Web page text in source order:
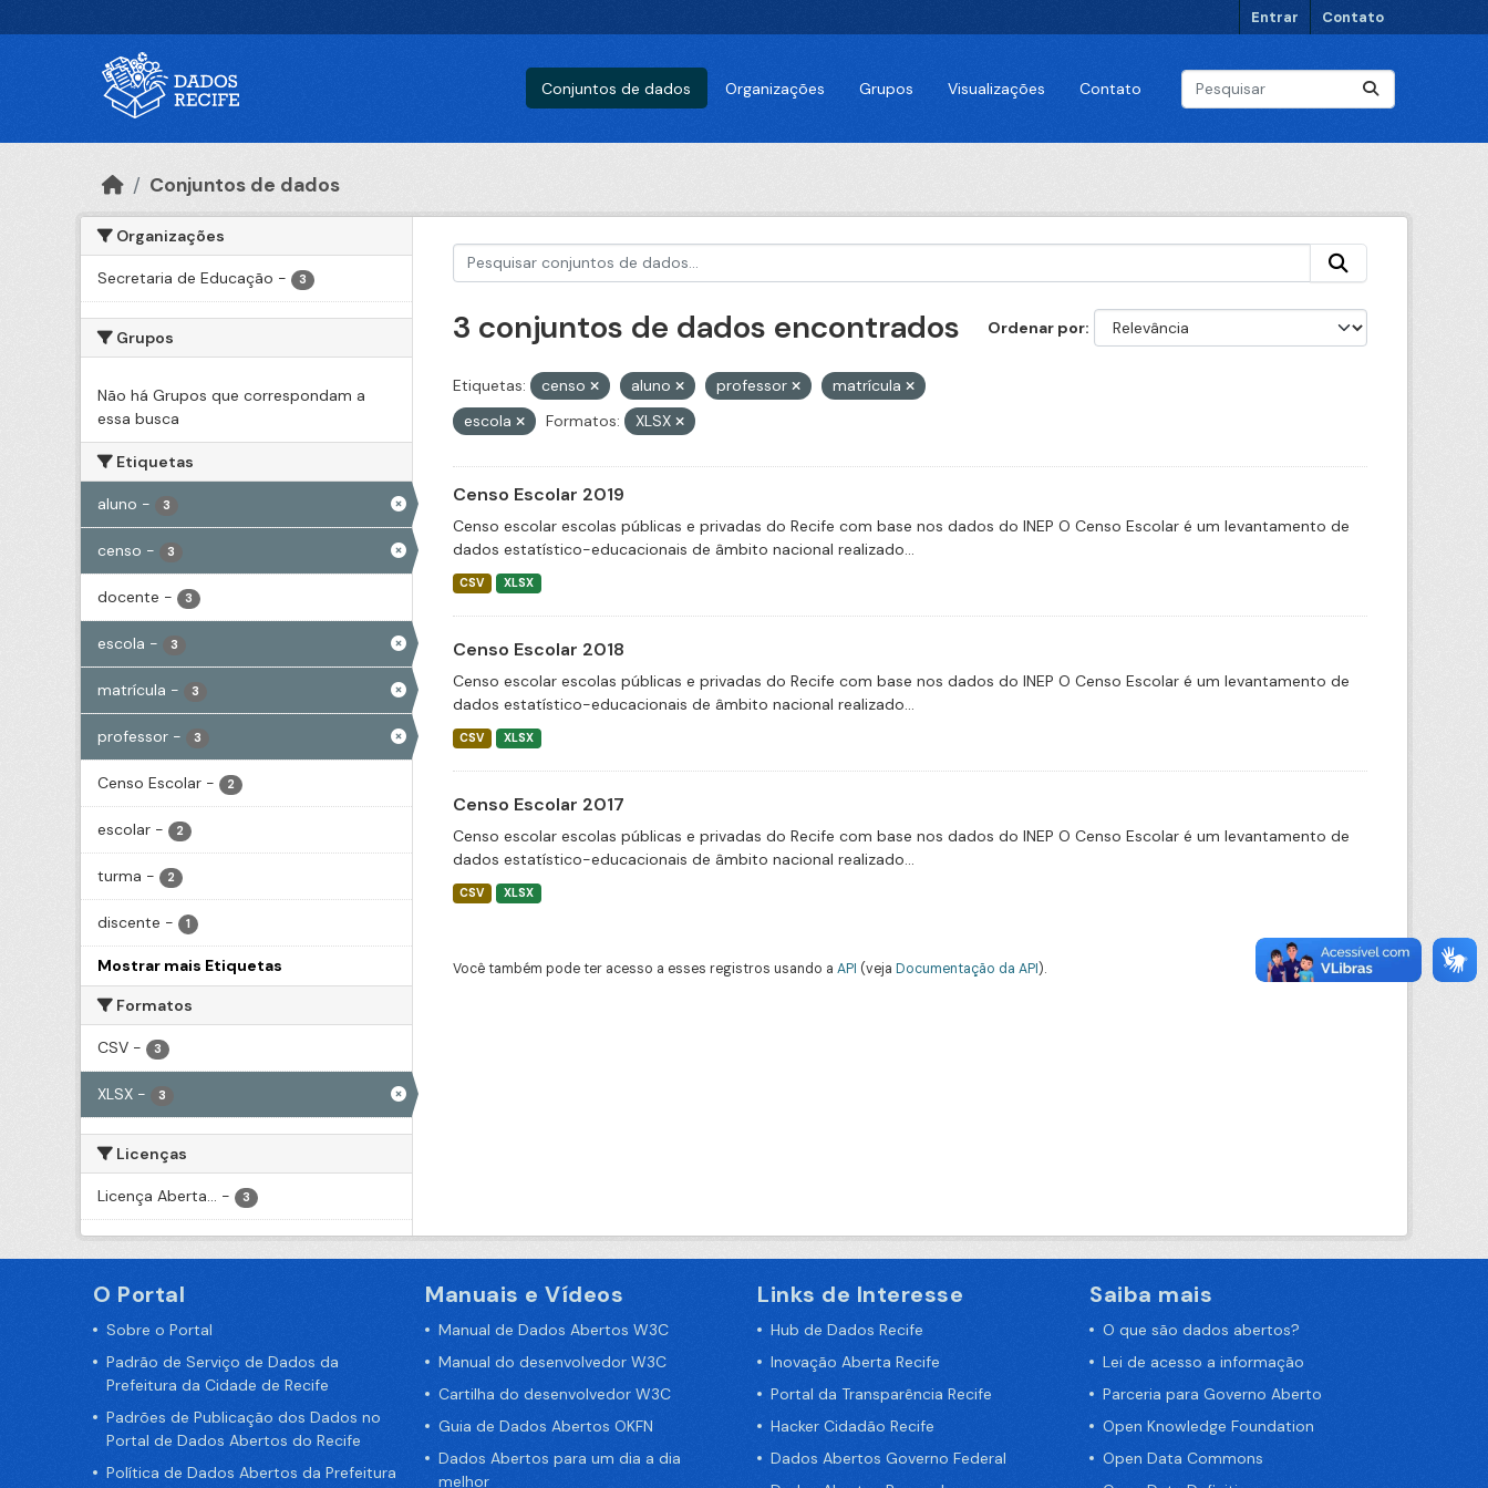
Entrar Contato
Conjuntos de dados Organizações Grupos Visualizações Contato
Conjuntos de dados
Organizações
Secretaria de Educação - 3
Grupos
Não há Grupos que correspondam a
essa busca
Etiquetas
aluno - 3
censo - 3
docente - 3
escola - 3
matrícula - 3
professor - 3
Censo Escolar - 2
escolar - 2
turma - 2
discente - 1
Mostrar mais Etiquetas
Formatos
CSV - 3
XLSX - 3
Licenças
Licença Aberta... - 3
Ordenar por
3 conjuntos de dados encontrados
Etiquetas: censo aluno professor
matrícula
escola
Formatos: XLSX
Censo Escolar 2019
Censo escolar escolas públicas e privadas do Recife com base nos dados do INEP O Censo Escolar é um levantamento de
dados estatístico-educacionais de âmbito nacional realizado...
CSV XLSX
Censo Escolar 2018
Censo escolar escolas públicas e privadas do Recife com base nos dados do INEP O Censo Escolar é um levantamento de
dados estatístico-educacionais de âmbito nacional realizado...
CSV XLSX
Censo Escolar 2017
Censo escolar escolas públicas e privadas do Recife com base nos dados do INEP O Censo Escolar é um levantamento de
dados estatístico-educacionais de âmbito nacional realizado...
CSV XLSX
Você também pode ter acesso a esses registros usando a API (veja Documentação da API).
O Portal
Sobre o Portal
Padrão de Serviço de Dados da
Prefeitura da Cidade de Recife
Padrões de Publicação dos Dados no
Portal de Dados Abertos do Recife
Política de Dados Abertos da Prefeitura
Manuais e Vídeos
Manual de Dados Abertos W3C
Manual do desenvolvedor W3C
Cartilha do desenvolvedor W3C
Guia de Dados Abertos OKFN
Dados Abertos para um dia a dia
melhor
Links de Interesse
Hub de Dados Recife
Inovação Aberta Recife
Portal da Transparência Recife
Hacker Cidadão Recife
Dados Abertos Governo Federal
Saiba mais
O que são dados abertos?
Lei de acesso a informação
Parceria para Governo Aberto
Open Knowledge Foundation
Open Data Commons